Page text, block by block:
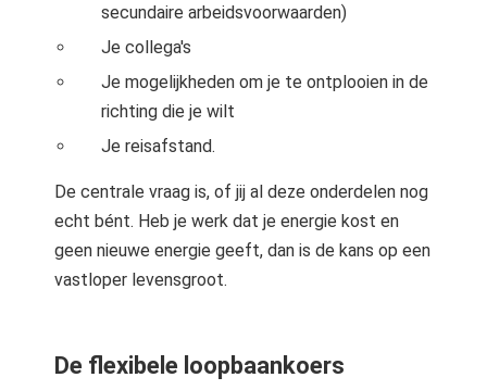
secundaire arbeidsvoorwaarden)
Je collega's
Je mogelijkheden om je te ontplooien in de
richting die je wilt
Je reisafstand.
De centrale vraag is, of jij al deze onderdelen nog
echt bént. Heb je werk dat je energie kost en
geen nieuwe energie geeft, dan is de kans op een
vastloper levensgroot.
De flexibele loopbaankoers